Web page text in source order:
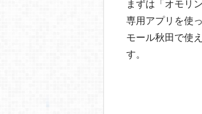
まずは「オモリ
専用アプリを使
モール秋田で使
す。